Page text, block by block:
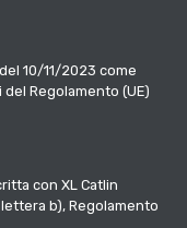
10/11/2023 come
Regolamento (UE)
con XL Catlin
lettera b), Regolamento